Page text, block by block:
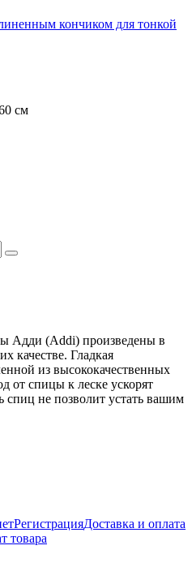
см
Адди (Addi) произведены в
качестве. Гладкая
из высококачественных
от спицы к леске ускорят
спиц не позволит устать вашим
РегистрацияДоставка и оплата
товара